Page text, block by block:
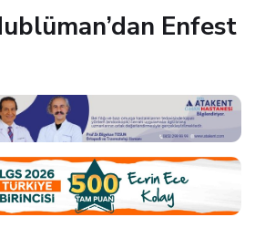
Enfest